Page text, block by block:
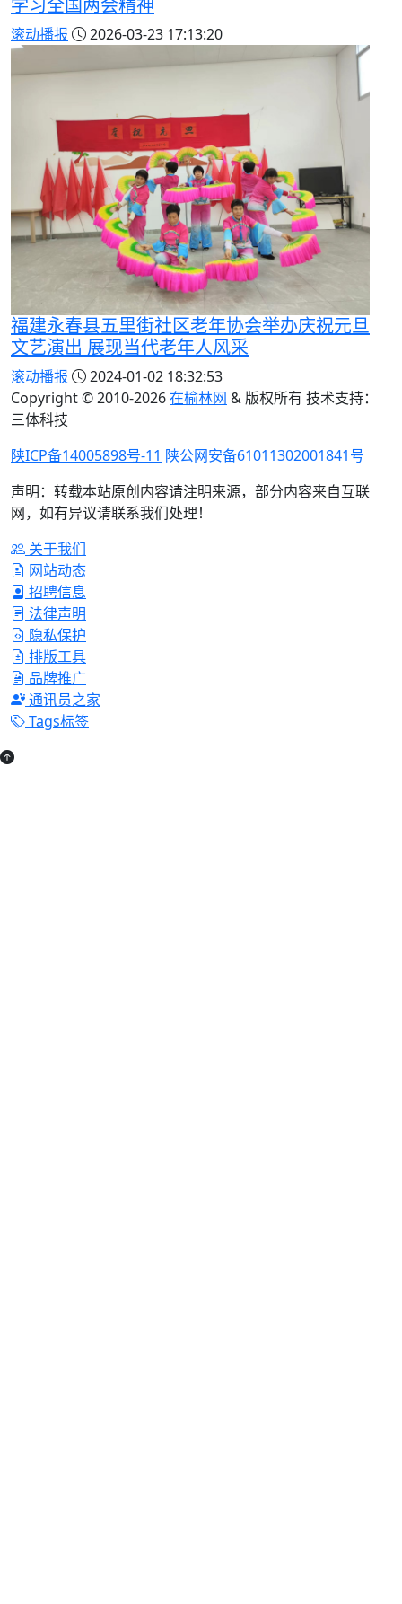
学习全国两会精神
滚动播报 2026-03-23 17:13:20
福建永春县五里街社区老年协会举办庆祝元旦
文艺演出 展现当代老年人风采
滚动播报
2024-01-02 18:32:53
Copyright © 2010-2026在榆林网 & 版权所有 技术支持：
三体科技
陕ICP备14005898号-11 陕公网安备61011302001841号
声明：转载本站原创内容请注明来源，部分内容来自互联
网，如有异议请联系我们处理！
关于我们
网站动态
招聘信息
法律声明
隐私保护
排版工具
品牌推广
通讯员之家
Tags标签